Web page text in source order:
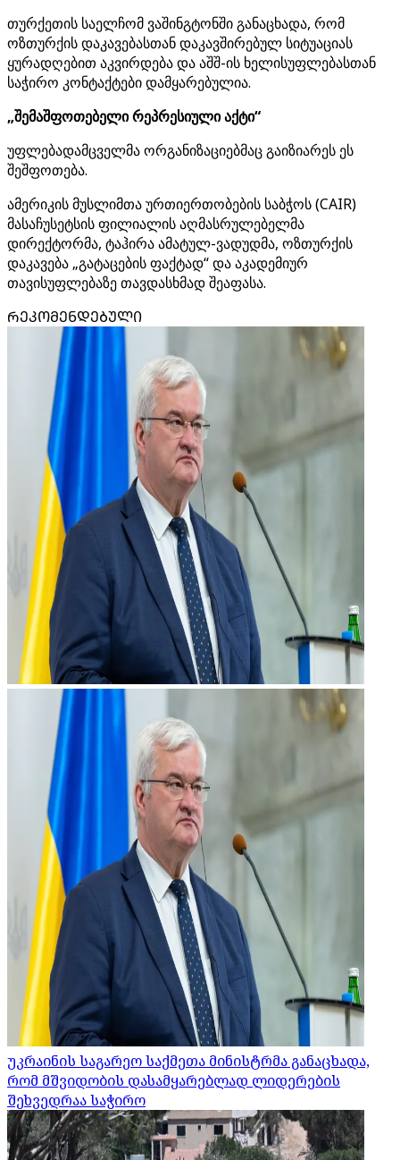
თურქეთის საელჩომ ვაშინგტონში განაცხადა, რომ
ოზთურქის დაკავებასთან დაკავშირებულ სიტუაციას
ყურადღებით აკვირდება და აშშ-ის ხელისუფლებასთან
საჭირო კონტაქტები დამყარებულია.
„შემაშფოთებელი რეპრესიული აქტი“
უფლებადამცველმა ორგანიზაციებმაც გაიზიარეს ეს
შეშფოთება.
ამერიკის მუსლიმთა ურთიერთობების საბჭოს (CAIR)
მასაჩუსეტსის ფილიალის აღმასრულებელმა
დირექტორმა, ტაჰირა ამატულ-ვადუდმა, ოზთურქის
დაკავება „გატაცების ფაქტად“ და აკადემიურ
თავისუფლებაზე თავდასხმად შეაფასა.
ᲠᲔᲙᲝᲛᲔᲜᲓᲔᲑᲣᲚᲘ
უკრაინის საგარეო საქმეთა მინისტრმა განაცხადა,
რომ მშვიდობის დასამყარებლად ლიდერების
შეხვედრაა საჭირო